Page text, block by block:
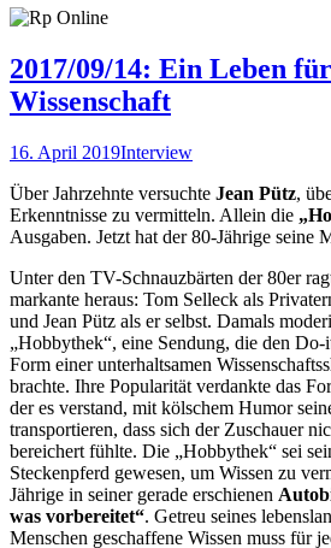
2017/09/14: Ein Leben
Wissenschaft
16. April 2019Interview
Über Jahrzehnte versuchte Jean Pütz,
Erkenntnisse zu vermitteln. Allein die
Ausgaben. Jetzt hat der 80-Jährige seine
Unter den TV-Schnauzbärten der 80er
markante heraus: Tom Selleck als
und Jean Pütz als er selbst. Damals
„Hobbythek“, eine Sendung, die den
Form einer unterhaltsamen
brachte. Ihre Popularität verdankte das
der es verstand, mit kölschem Humor
transportieren, dass sich der Zuschauer
bereichert fühlte. Die „Hobbythek“ sei
Steckenpferd gewesen, um Wissen zu
Jährige in seiner gerade erschienen
was vorbereitet“. Getreu seines
Menschen geschaffene Wissen muss für